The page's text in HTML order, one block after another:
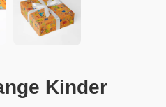
Kinder